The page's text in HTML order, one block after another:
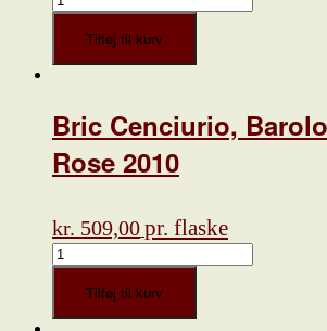
Meukow
✶✶✶✶✶
Tilføj til kurv
Bric Cenciurio,
Rose 2010
kr. 509,00pr. flaske
Bric
Cenciurio,
Barolo,Tilføj til kurv